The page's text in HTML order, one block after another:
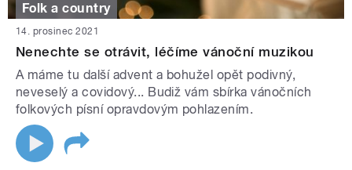
Folk a country
14. prosinec 2021
Nenechte se otrávit, léčíme vánoční muzikou
A máme tu další advent a bohužel opět podivný,
neveselý a covidový... Budiž vám sbírka vánočních
folkových písní opravdovým pohlazením.